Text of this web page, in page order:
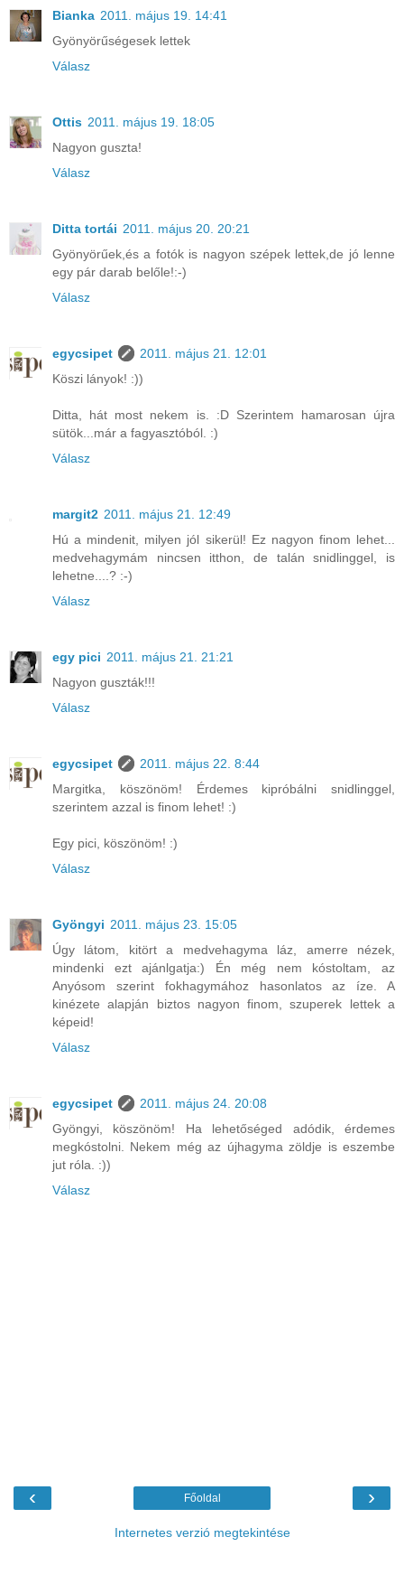
Bianka 2011. május 19. 14:41
Gyönyörűségesek lettek
Válasz
Ottis 2011. május 19. 18:05
Nagyon guszta!
Válasz
Ditta tortái 2011. május 20. 20:21
Gyönyörűek,és a fotók is nagyon szépek lettek,de jó lenne
egy pár darab belőle!:-)
Válasz
egycsipet
2011. május 21. 12:01
Köszi lányok! :))
Ditta, hát most nekem is. :D Szerintem hamarosan újra
sütök...már a fagyasztóból. :)
Válasz
margit2 2011. május 21. 12:49
Hú a mindenit, milyen jól sikerül! Ez nagyon finom lehet...
medvehagymám nincsen itthon, de talán snidlinggel, is
lehetne....? :-)
Válasz
egy pici 2011. május 21. 21:21
Nagyon guszták!!!
Válasz
egycsipet
2011. május 22. 8:44
Margitka, köszönöm! Érdemes kipróbálni snidlinggel,
szerintem azzal is finom lehet! :)
Egy pici, köszönöm! :)
Válasz
Gyöngyi 2011. május 23. 15:05
Úgy látom, kitört a medvehagyma láz, amerre nézek,
mindenki ezt ajánlgatja:) Én még nem kóstoltam, az
Anyósom szerint fokhagymához hasonlatos az íze. A
kinézete alapján biztos nagyon finom, szuperek lettek a
képeid!
Válasz
egycsipet
2011. május 24. 20:08
Gyöngyi, köszönöm! Ha lehetőséged adódik, érdemes
megkóstolni. Nekem még az újhagyma zöldje is eszembe
jut róla. :))
Válasz
‹ ›
Főoldal
Internetes verzió megtekintése